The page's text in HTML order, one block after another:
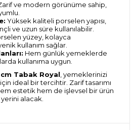
ve modern görünüme sahip,
Yüksek kaliteli porselen yapısı,
ve uzun süre kullanılabilir.
yüzey, kolayca
kullanım sağlar.
Hem günlük yemeklerde
kullanıma uygun.
Tabak Royal , yemeklerinizi
ideal bir tercihtir. Zarif tasarımı
estetik hem de işlevsel bir ürün
alacak.